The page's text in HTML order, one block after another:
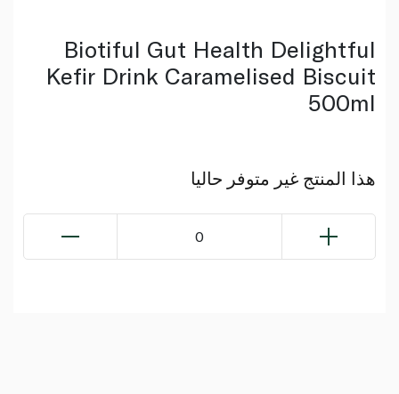
Biotiful Gut Health Delightful
Kefir Drink Caramelised Biscuit
500ml
هذا المنتج غير متوفر حاليا
0